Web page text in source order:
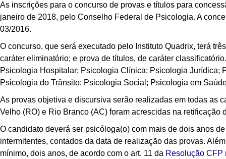
As inscrições para o concurso de provas e títulos para
janeiro de 2018, pelo Conselho Federal de Psicologia. A
03/2016.
O concurso, que será executado pelo Instituto Quadrix, terá
caráter eliminatório; e prova de títulos, de caráter
Psicologia Hospitalar; Psicologia Clínica; Psicologia Jurídica;
Psicologia do Trânsito; Psicologia Social; Psicologia em
As provas objetiva e discursiva serão realizadas em todas as
Velho (RO) e Rio Branco (AC) foram acrescidas na retificação
O candidato deverá ser psicóloga(o) com mais de dois anos
intermitentes, contados da data de realização das provas.
mínimo, dois anos, de acordo com o art. 11 da Resolução CFP